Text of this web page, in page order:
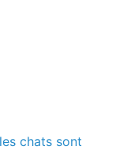
chats sont